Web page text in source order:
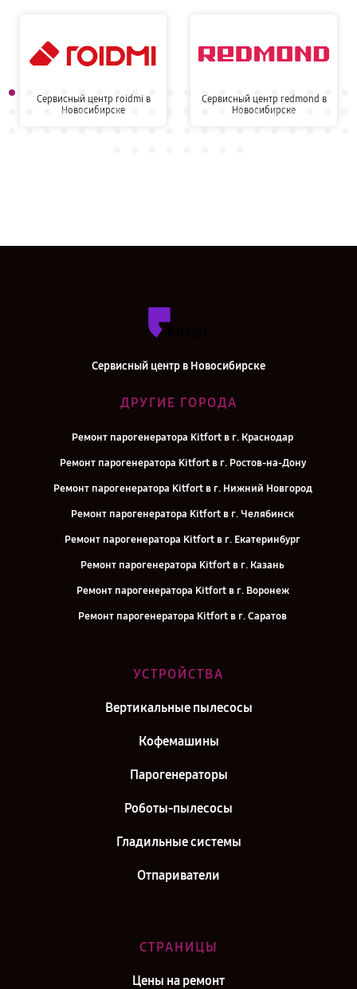
Сервисный центр roidmi в
Новосибирске
Сервисный центр redmond в
Новосибирске
Сервисный центр в Новосибирске
ДРУГИЕ ГОРОДА
Ремонт парогенератора Kitfort в г. Краснодар
Ремонт парогенератора Kitfort в г. Ростов-на-Дону
Ремонт парогенератора Kitfort в г. Нижний Новгород
Ремонт парогенератора Kitfort в г. Челябинск
Ремонт парогенератора Kitfort в г. Екатеринбург
Ремонт парогенератора Kitfort в г. Казань
Ремонт парогенератора Kitfort в г. Воронеж
Ремонт парогенератора Kitfort в г. Саратов
Ремонт парогенератора Kitfort в г. Киров
Ремонт парогенератора Kitfort в г. Санкт-Петербург
УСТРОЙСТВА
Вертикальные пылесосы
Кофемашины
Парогенераторы
Роботы-пылесосы
Гладильные системы
Отпариватели
СТРАНИЦЫ
Цены на ремонт